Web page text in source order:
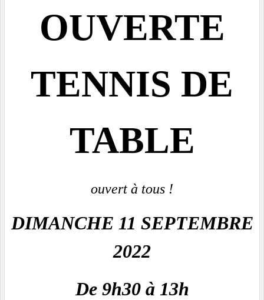
OUVERTE
TENNIS DE
TABLE
ouvert à tous !
DIMANCHE 11 SEPTEMBRE
2022
De 9h30 à 13h